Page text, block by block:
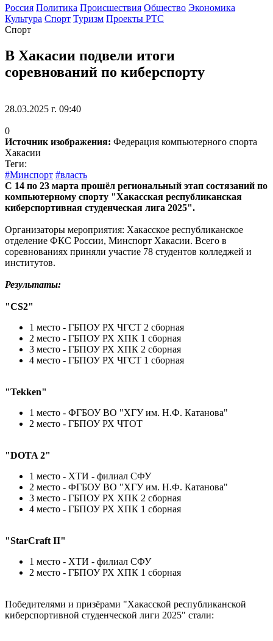
Россия Политика Происшествия Общество Экономика
Культура Спорт Туризм Проекты РТС
Спорт
В Хакасии подвели итоги
соревнований по киберспорту
28.03.2025 г. 09:40
0
Источник изображения: Федерация компьютерного спорта
Хакасии
Теги:
#Минспорт #власть
С 14 по 23 марта прошёл региональный этап состязаний по
компьютерному спорту "Хакасская республиканская
киберспортивная студенческая лига 2025".
Организаторы мероприятия: Хакасское республиканское
отделение ФКС России, Минспорт Хакасии. Всего в
соревнованиях приняли участие 78 студентов колледжей и
институтов.
Результаты:
"CS2"
1 место - ГБПОУ РХ ЧГСТ 2 сборная
2 место - ГБПОУ РХ ХПК 1 сборная
3 место - ГБПОУ РХ ХПК 2 сборная
4 место - ГБПОУ РХ ЧГСТ 1 сборная
"Tekken"
1 место - ФГБОУ ВО "ХГУ им. Н.Ф. Катанова"
2 место - ГБПОУ РХ ЧТОТ
"DOTA 2"
1 место - ХТИ - филиал СФУ
2 место - ФГБОУ ВО "ХГУ им. Н.Ф. Катанова"
3 место - ГБПОУ РХ ХПК 2 сборная
4 место - ГБПОУ РХ ХПК 1 сборная
"StarCraft II"
1 место - ХТИ - филиал СФУ
2 место - ГБПОУ РХ ХПК 1 сборная
Победителями и призёрами "Хакасской республиканской
киберспортивной студенческой лиги 2025" стали: